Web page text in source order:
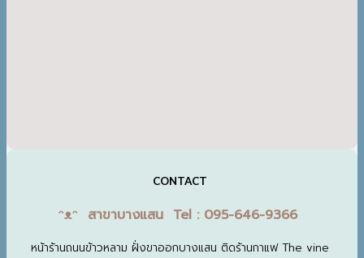
CONTACT
ᵔᴥᵔ สาขาบางแสน Tel : 095-646-9366
หน้าร้านถนนข้าวหลาม ฝั่งขาออกบางแสน ติดร้านกาแฟ The vine